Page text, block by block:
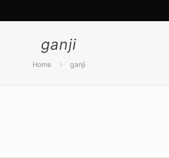
ganji
Home ganji